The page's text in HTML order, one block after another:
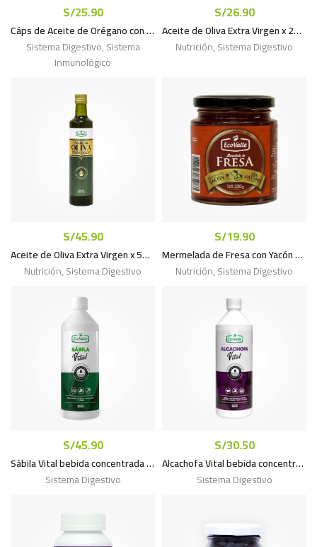
S/25.90
Cáps de Aceite de Orégano con Aceite de coco x 15unds
Sistema Digestivo,Sistema
Inmunológico
S/26.90
Aceite de Oliva Extra Virgen x 250mL
Nutrición,Sistema Digestivo
S/45.90
Aceite de Oliva Extra Virgen x 500mL
Nutrición,Sistema Digestivo
S/19.90
Mermelada de Fresa con Yacón x 250g
Nutrición,Sistema Digestivo
S/45.90
Sábila Vital bebida concentrada x 600mL
Sistema Digestivo
S/30.50
Alcachofa Vital bebida concentrada x 600mL
Sistema Digestivo